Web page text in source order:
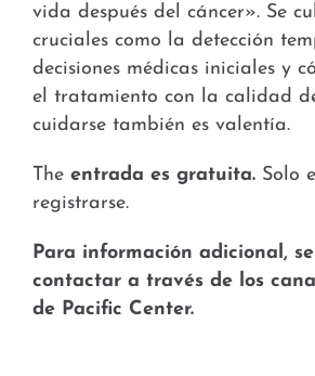
vida después del cáncer». Se
cruciales como la detección
decisiones médicas iniciales y
el tratamiento con la calidad
cuidarse también es valentía.
The entrada es gratuita. Solo
registrarse.
Para información adicional,
contactar a través de los
de Pacific Center.